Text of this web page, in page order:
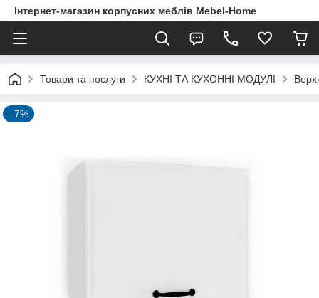
Інтернет-магазин корпусних меблів Mebel-Home
Товари та послуги КУХНІ ТА КУХОННІ МОДУЛІ
–7%